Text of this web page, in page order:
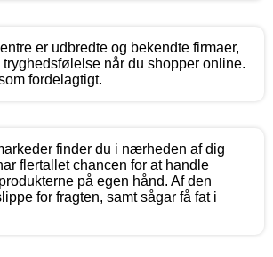
er udbredte og bekendte firmaer,
når du shopper online.
fordelagtigt.
finder du i nærheden af dig
flertallet chancen for at handle
på egen hånd. Af den
for fragten, samt sågar få fat i